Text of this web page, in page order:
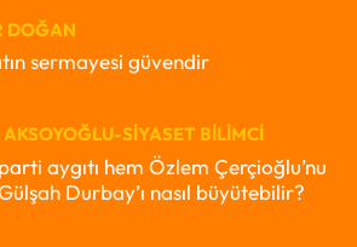
DOĞAN
sermayesi güvendir
AKSOYOĞLU-SIYASET BILIMCI
aygıtı hem Özlem Çerçioğlu’nu
Durbay’ı nasıl büyütebilir?